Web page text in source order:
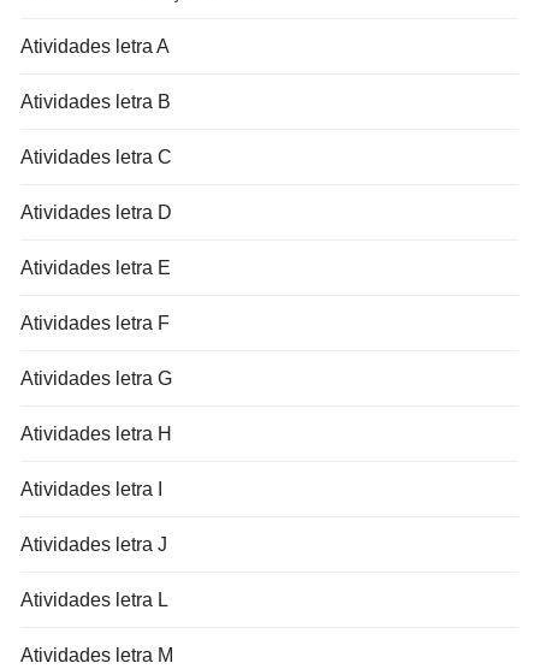
Atividades letra A
Atividades letra B
Atividades letra C
Atividades letra D
Atividades letra E
Atividades letra F
Atividades letra G
Atividades letra H
Atividades letra I
Atividades letra J
Atividades letra L
Atividades letra M